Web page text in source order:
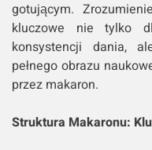
gotującym.
kluczowe nie tylko
konsystencji dania,
pełnego obrazu
przez makaron.
Struktura Makaronu: